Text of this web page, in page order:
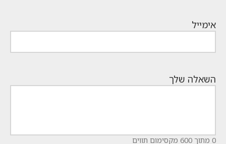
אימייל
השאלה שלך
0 מתוך 600 מקסימום תווים